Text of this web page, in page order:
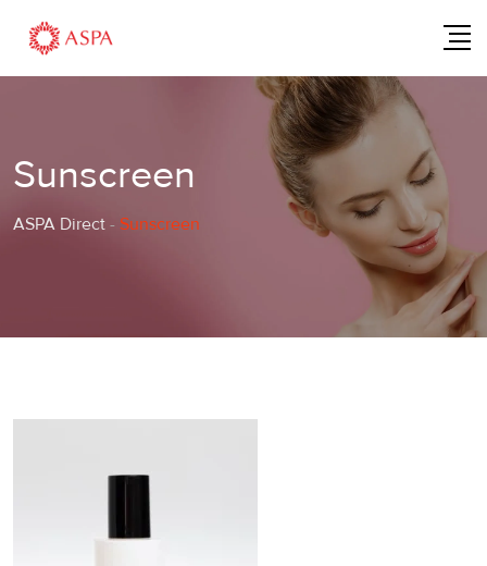
content
Sunscreen
ASPA Direct - Sunscreen